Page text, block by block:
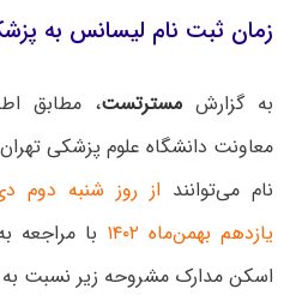
زمان ثبت نام لیسانس به پزشکی
به گزارشمسترتست، مطابق
معاونت دانشگاه علوم پزشکی
نام می‌توانند
یازدهم بهمن‌ماه ۱۴۰۲
با مراجعه
اسکن مدارک مشروحه زیر نسبت به